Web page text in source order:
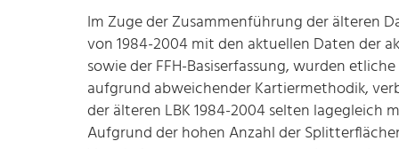
Im Zuge der Zusammenführung der älteren
von 1984-2004 mit den aktuellen Daten der
sowie der FFH-Basiserfassung, wurden
aufgrund abweichender Kartiermethodik,
der älteren LBK 1984-2004 selten lagegleich
Aufgrund der hohen Anzahl der